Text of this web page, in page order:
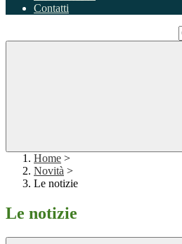
Contatti
Home >
Novità >
Le notizie
Le notizie